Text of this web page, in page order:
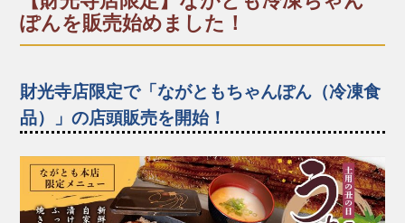
レギュラー：1,800円（税込）
※その他のメニューは、恐れ入りますが店内にてご
注文を承ります。（全商品テイクアウトできま
す。）
※ドライブスルーのお支払いは現金のみです。（店
内飲食・テイクアウトはその他のお支払い方法も可
能です。）
*～:+:～*～:+:～*～*～:+:～*～:+:～*～
＼受け取りに来られる店舗にお電話でご予約をお願
■本店
☎︎0982-55-1222
〒883-0045日向市本町11-1 ルミエール日向1階
※電話はルミエール日向につながります。
ぽんを販売始めました！
財光寺店限定で「ながともちゃんぽん（冷凍食
品）」の店頭販売を開始！
お食事処ながともの定番メニュー「ながともちゃん
ぽん」をおうちでいつでもお召し上がりいただけま
す！